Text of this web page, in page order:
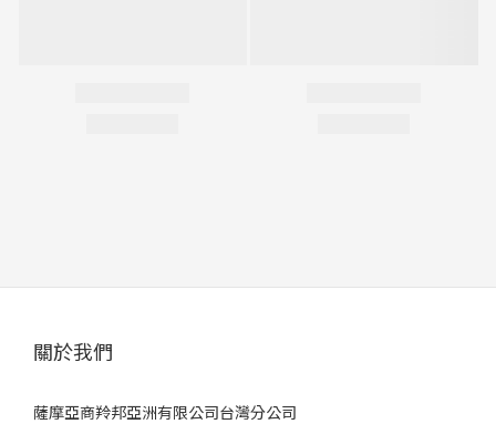
關於我們
薩摩亞商羚邦亞洲有限公司台灣分公司